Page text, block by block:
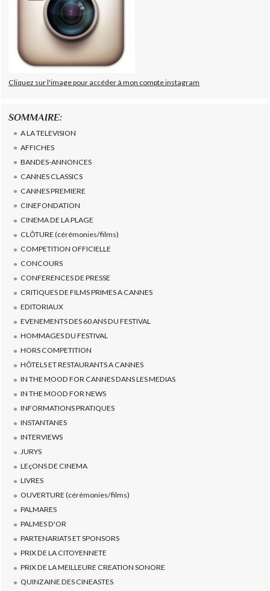
Cliquez sur l'image pour accéder à mon compte instagram
SOMMAIRE:
A LA TELEVISION
AFFICHES
BANDES-ANNONCES
CANNES CLASSICS
CANNES PREMIERE
CINEFONDATION
CINEMA DE LA PLAGE
CLÔTURE (cérémonies/films)
COMPETITION OFFICIELLE
CONCOURS
CONFERENCES DE PRESSE
CRITIQUES DE FILMS PRIMES A CANNES
EDITORIAUX
EVENEMENTS DES 60 ANS DU FESTIVAL
HOMMAGES DU FESTIVAL
HORS COMPETITION
HÔTELS ET RESTAURANTS A CANNES
IN THE MOOD FOR CANNES DANS LES MEDIAS
IN THE MOOD FOR NEWS
INFORMATIONS PRATIQUES
INSTANTANES
INTERVIEWS
JURYS
LEçONS DE CINEMA
LIVRES
OUVERTURE (cérémonies/films)
PALMARES
PALMES D'OR
PARTENARIATS ET SPONSORS
PRIX DE LA CITOYENNETE
PRIX DE LA MEILLEURE CREATION SONORE
QUINZAINE DES CINEASTES